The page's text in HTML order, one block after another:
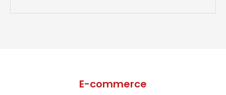
E-commerce